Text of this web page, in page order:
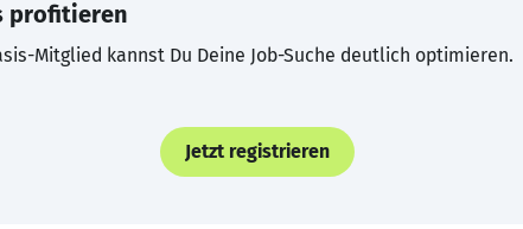
profitieren
Mitglied kannst Du Deine Job-Suche deutlich optimieren.
Jetzt registrieren